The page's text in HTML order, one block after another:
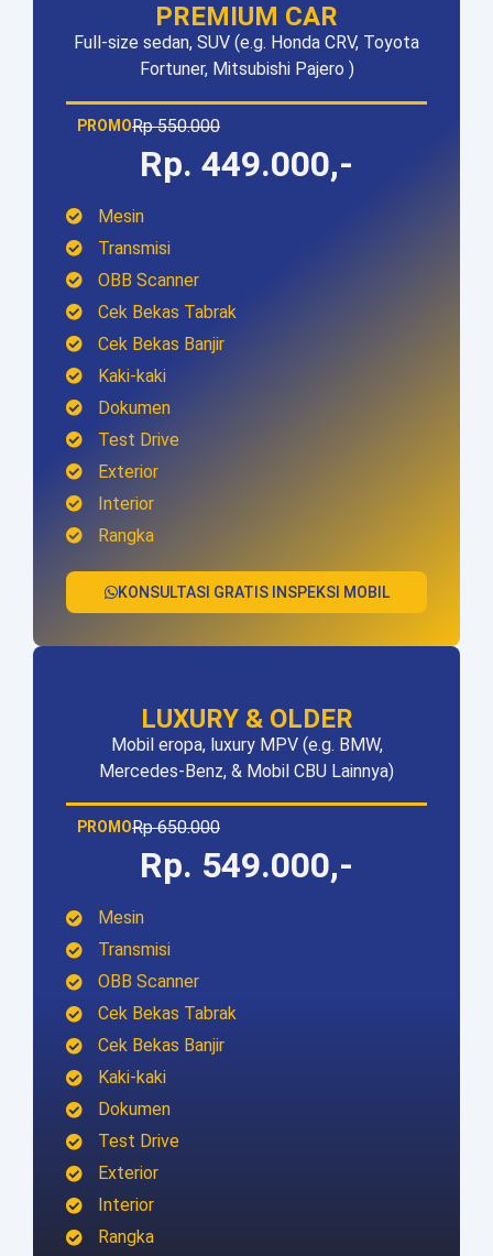
PREMIUM CAR
Full-size sedan, SUV (e.g. Honda CRV, Toyota
Fortuner, Mitsubishi Pajero )
PROMORp 550.000
Rp. 449.000,-
Mesin
Transmisi
OBB Scanner
Cek Bekas Tabrak
Cek Bekas Banjir
Kaki-kaki
Dokumen
Test Drive
Exterior
Interior
Rangka
KONSULTASI GRATIS INSPEKSI MOBIL
LUXURY & OLDER
Mobil eropa, luxury MPV (e.g. BMW,
Mercedes-Benz, & Mobil CBU Lainnya)
PROMORp 650.000
Rp. 549.000,-
Mesin
Transmisi
OBB Scanner
Cek Bekas Tabrak
Cek Bekas Banjir
Kaki-kaki
Dokumen
Test Drive
Exterior
Interior
Rangka